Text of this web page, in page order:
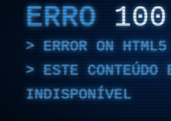
ERRO 100
ERROR ON
ESTE CONTEÚDO
INDISPONÍVEL